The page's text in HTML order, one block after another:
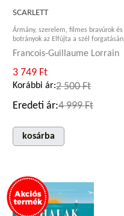
SCARLETT
Ármány, szerelem, filmes bravúrok és
botrányok az Elfújta a szél forgatásán
Francois-Guillaume Lorrain
3 749 Ft
Korábbi ár:2 500 Ft
Eredeti ár:4 999 Ft
kosárba